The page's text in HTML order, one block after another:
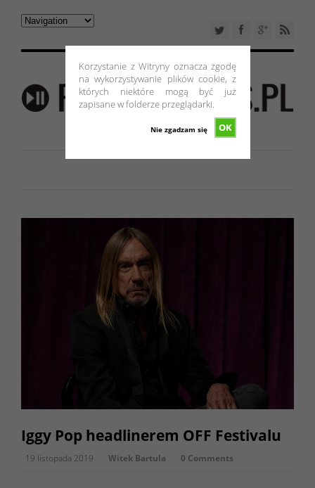
Korzystanie z Witryny oznacza zgodę
na wykorzystywanie plików cookie, z
których niektóre mogą być już
zapisane w folderze przeglądarki.
OK
Nie zgadzam się
Iggy Pop headlinerem OFF Festivalu
19 listopada 2019 Witek Bartula 0 Comments